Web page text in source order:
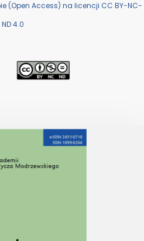
(Open Access) na licencji CC BY-NC-
ND 4.0